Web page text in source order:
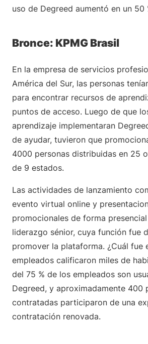
uso de Degreed aumentó en un 50
Bronce: KPMG Brasil
En la empresa de servicios
América del Sur, las personas
para encontrar recursos de
puntos de acceso. Luego de que
aprendizaje implementaran
de ayudar, tuvieron que
4000 personas distribuidas en 25
de 9 estados.
Las actividades de lanzamiento
evento virtual online y
promocionales de forma
liderazgo sénior, cuya función fue
promover la plataforma. ¿Cuál fue
empleados calificaron miles de
del 75 % de los empleados son
Degreed, y aproximadamente 400
contratadas participaron de una
contratación renovada.